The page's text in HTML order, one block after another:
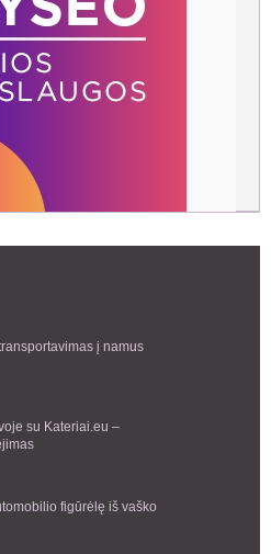
į namus
su Kateriai.eu –
figūrėlę iš vaško